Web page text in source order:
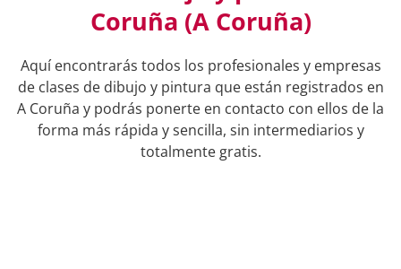
Coruña (A Coruña)
Aquí encontrarás todos los profesionales y empresas
de clases de dibujo y pintura que están registrados en
A Coruña y podrás ponerte en contacto con ellos de la
forma más rápida y sencilla, sin intermediarios y
totalmente gratis.